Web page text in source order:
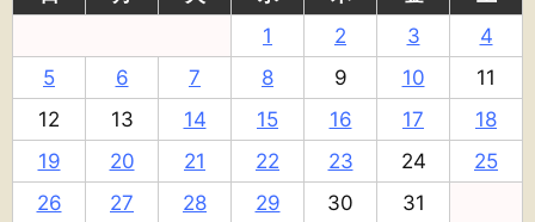
1
2 3
4
5
6 7 8 9 10
11
12
13 14 15 16 17
18
19
20 21 22 23 24
25
26
27 28 29 30 31